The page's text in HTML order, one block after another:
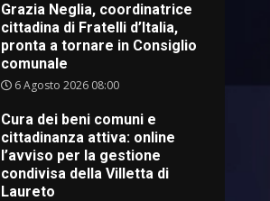
Grazia Neglia, coordinatrice
cittadina di Fratelli d’Italia,
pronta a tornare in Consiglio
comunale
6 Agosto 2026 08:00
Cura dei beni comuni e
cittadinanza attiva: online
l’avviso per la gestione
condivisa della Villetta di
Laureto